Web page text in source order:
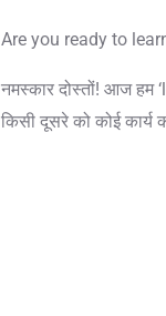
Are you ready to
नमस्कार दोस्तों! आज हम
किसी दूसरे को कोई कार्य